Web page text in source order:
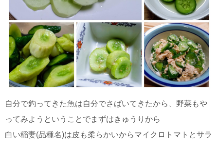
自分で釣ってきた魚は自分でさばいてきたから、野菜もや
ってみようということでまずはきゅうりから
白い稲妻(品種名)は皮も柔らかいからマイクロトマトとサラ